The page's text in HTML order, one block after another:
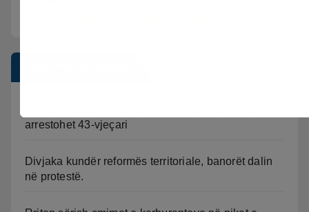
arrestohet 43-vjeçari
Divjaka kundër reformës territoriale, banorët dalin
në protestë.